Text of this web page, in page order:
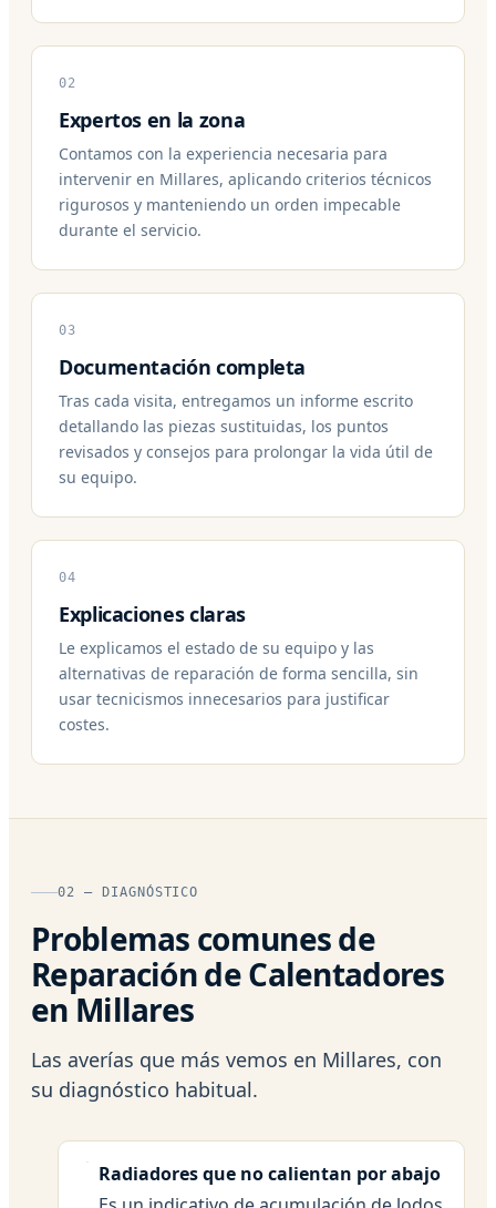
02
Expertos en la zona
Contamos con la experiencia necesaria para
intervenir en Millares, aplicando criterios técnicos
rigurosos y manteniendo un orden impecable
durante el servicio.
03
Documentación completa
Tras cada visita, entregamos un informe escrito
detallando las piezas sustituidas, los puntos
revisados y consejos para prolongar la vida útil de
su equipo.
04
Explicaciones claras
Le explicamos el estado de su equipo y las
alternativas de reparación de forma sencilla, sin
usar tecnicismos innecesarios para justificar
costes.
02 — DIAGNÓSTICO
Problemas comunes de
Reparación de Calentadores
en Millares
Las averías que más vemos en Millares, con
su diagnóstico habitual.
Radiadores que no calientan por abajo